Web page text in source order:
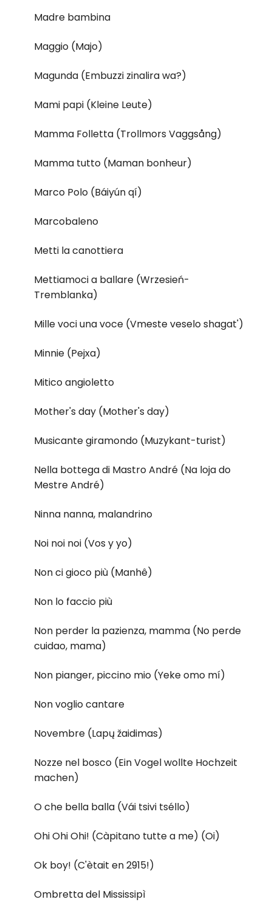
Madre bambina
Maggio (Majo)
Magunda (Embuzzi zinalira wa?)
Mami papi (Kleine Leute)
Mamma Folletta (Trollmors Vaggsång)
Mamma tutto (Maman bonheur)
Marco Polo (Báiyún qí)
Marcobaleno
Metti la canottiera
Mettiamoci a ballare (Wrzesień-
Tremblanka)
Mille voci una voce (Vmeste veselo shagat')
Minnie (Pejxa)
Mitico angioletto
Mother's day (Mother's day)
Musicante giramondo (Muzykant-turist)
Nella bottega di Mastro André (Na loja do
Mestre André)
Ninna nanna, malandrino
Noi noi noi (Vos y yo)
Non ci gioco più (Manhê)
Non lo faccio più
Non perder la pazienza, mamma (No perde
cuidao, mama)
Non pianger, piccino mio (Yeke omo mí)
Non voglio cantare
Novembre (Lapų žaidimas)
Nozze nel bosco (Ein Vogel wollte Hochzeit
machen)
O che bella balla (Vái tsivi tséllo)
Ohi Ohi Ohi! (Càpitano tutte a me) (Oi)
Ok boy! (C'ètait en 2915!)
Ombretta del Mississipì